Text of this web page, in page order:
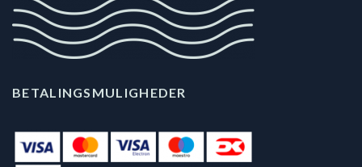
BETALINGSMULIGHEDER